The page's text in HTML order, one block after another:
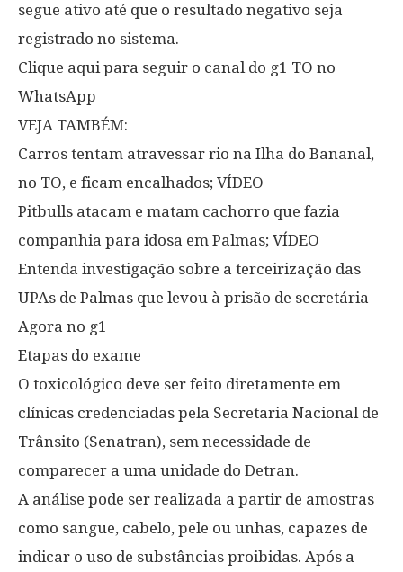
segue ativo até que o resultado negativo seja
registrado no sistema.
Clique aqui para seguir o canal do g1 TO no
WhatsApp
VEJA TAMBÉM:
Carros tentam atravessar rio na Ilha do Bananal,
no TO, e ficam encalhados; VÍDEO
Pitbulls atacam e matam cachorro que fazia
companhia para idosa em Palmas; VÍDEO
Entenda investigação sobre a terceirização das
UPAs de Palmas que levou à prisão de secretária
Agora no g1
Etapas do exame
O toxicológico deve ser feito diretamente em
clínicas credenciadas pela Secretaria Nacional de
Trânsito (Senatran), sem necessidade de
comparecer a uma unidade do Detran.
A análise pode ser realizada a partir de amostras
como sangue, cabelo, pele ou unhas, capazes de
indicar o uso de substâncias proibidas. Após a